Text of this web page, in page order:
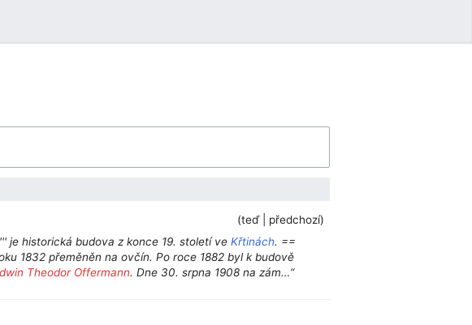
teď předchozí
je historická budova z konce 19. století veKřtinách. ==
1832 přeměněn na ovčín. Po roce 1882 byl k budově
Theodor Offermann. Dne 30. srpna 1908 na zám…“